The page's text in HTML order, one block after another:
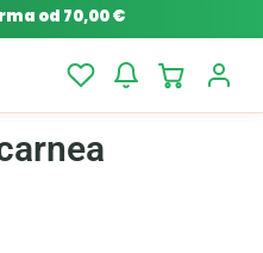
od 70,00 €